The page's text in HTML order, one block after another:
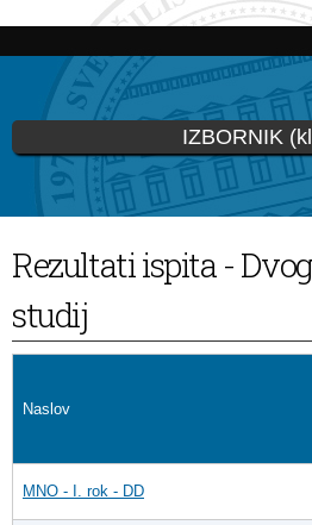
Skoči
glavni
sadržaj
IZBORNIK
Vi ste ovdje
Rezultati ispita -
studij
Naslov
MNO - I. rok - DD